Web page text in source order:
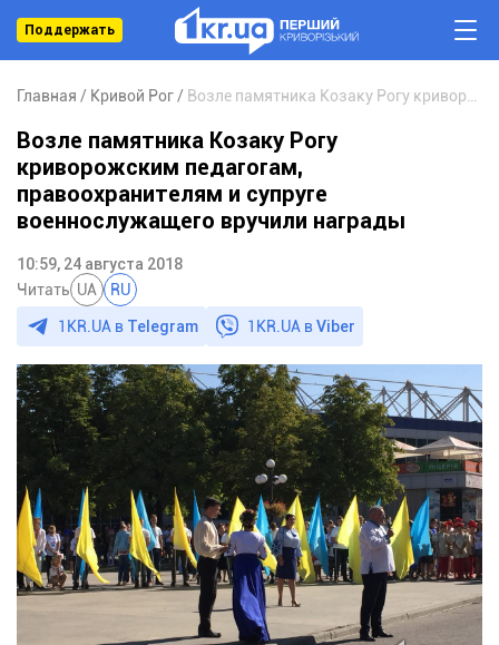
Поддержать
Главная Кривой Рог
Возле памятника Козаку Рогу
криворожским педагогам,
правоохранителям и супруге
военнослужащего вручили награды
10:59, 24 августа 2018
Читать UA RU
1KR.UA в Telegram 1KR.UA вViber